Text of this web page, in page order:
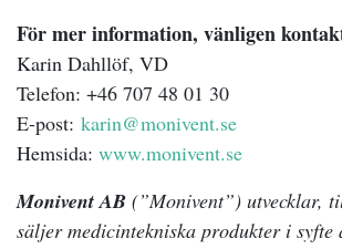
För mer information, vänligen
Karin Dahllöf, VD
Telefon: +46 707 48 01 30
E-post: karin@monivent.se
Hemsida: www.monivent.se
Monivent AB (”Monivent”) utvecklar,
säljer medicintekniska produkter i